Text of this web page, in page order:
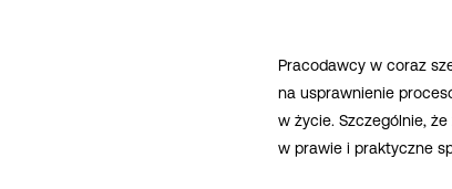
Pracodawcy w coraz
na usprawnienie
w życie. Szczególnie,
w prawie i praktyczne